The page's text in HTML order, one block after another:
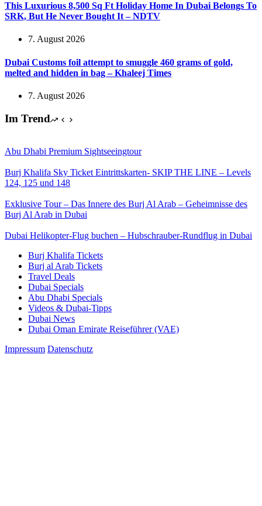
This Luxurious 8,500 Sq Ft Holiday Home In Dubai Belongs To
SRK, But He Never Bought It – NDTV
7. August 2026
Dubai Customs foil attempt to smuggle 460 grams of gold,
melted and hidden in bag – Khaleej Times
7. August 2026
Im Trend
Abu Dhabi Premium Sightseeingtour
Burj Khalifa Sky Ticket Eintrittskarten- SKIP THE LINE – Levels
124, 125 und 148
Exklusive Tour – Das Innere des Burj Al Arab – Geheimnisse des
Burj Al Arab in Dubai
Dubai Helikopter-Flug buchen – Hubschrauber-Rundflug in Dubai
Burj Khalifa Tickets
Burj al Arab Tickets
Travel Deals
Dubai Specials
Abu Dhabi Specials
Videos & Dubai-Tipps
Dubai News
Dubai Oman Emirate Reiseführer (VAE)
Impressum Datenschutz